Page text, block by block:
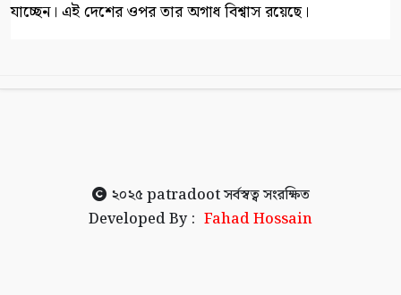
যাচ্ছেন। এই দেশের ওপর তার অগাধ বিশ্বাস রয়েছে।
২০২৫ patradootসর্বস্বত্ব সংরক্ষিত
Developed By : Fahad Hossain